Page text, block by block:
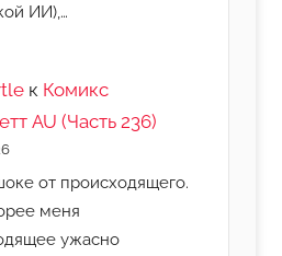
ИИ),…
к Комикс
AU (Часть 236)
от происходящего.
меня
ужасно